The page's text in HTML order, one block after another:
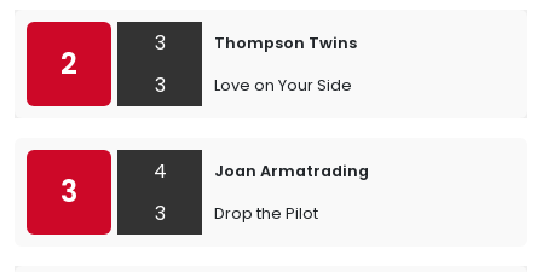
2
3
3
Thompson Twins
Love on Your Side
3
4
3
Joan Armatrading
Drop the Pilot